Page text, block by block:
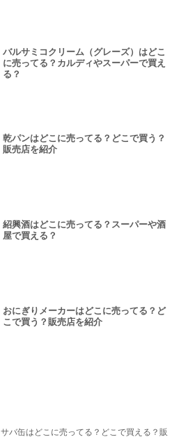
バルサミコクリーム（グレーズ）はどこ
に売ってる？カルディやスーパーで買え
る？
乾パンはどこに売ってる？どこで買う？
販売店を紹介
紹興酒はどこに売ってる？スーパーや酒
屋で買える？
おにぎりメーカーはどこに売ってる？ど
こで買う？販売店を紹介
サバ缶はどこに売ってる？どこで買える？販